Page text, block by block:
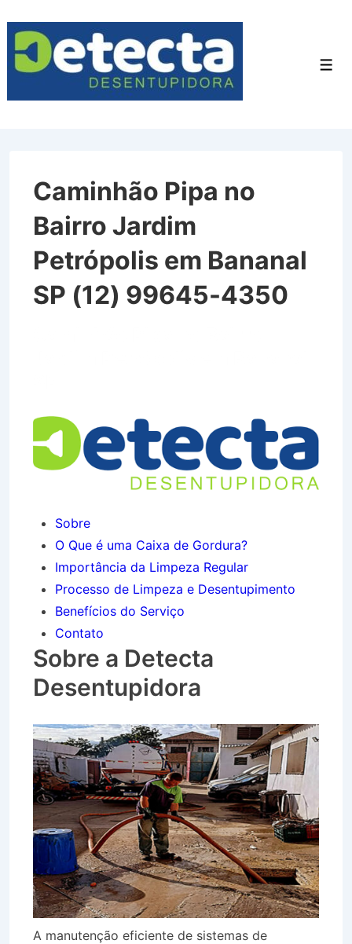
para
Conteúdo
Caminhão Pipa no
Bairro Jardim
Petrópolis em Bananal
SP (12) 99645-4350
Sobre
O Que é uma Caixa de Gordura?
Importância da Limpeza Regular
Processo de Limpeza e Desentupimento
Benefícios do Serviço
Contato
Sobre a Detecta
Desentupidora
A manutenção eficiente de sistemas de